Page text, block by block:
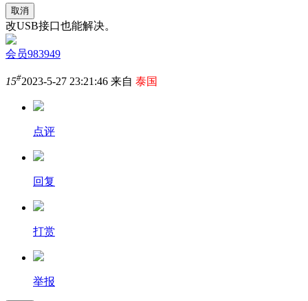
取消
改USB接口也能解决。
会员983949
15#2023-5-27 23:21:46 来自 泰国
点评
回复
打赏
举报